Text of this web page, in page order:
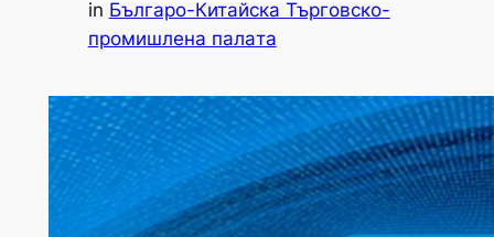
in Българо-Китайска Търговско-
промишлена палaта